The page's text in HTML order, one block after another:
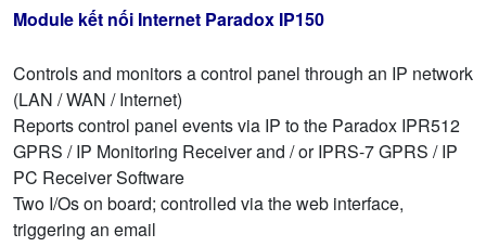
Module kết nối Internet Paradox IP150
Controls and monitors a control panel through an IP network
(LAN / WAN / Internet)
Reports control panel events via IP to the Paradox IPR512
GPRS / IP Monitoring Receiver and / or IPRS-7 GPRS / IP
PC Receiver Software
Two I/Os on board; controlled via the web interface,
triggering an email